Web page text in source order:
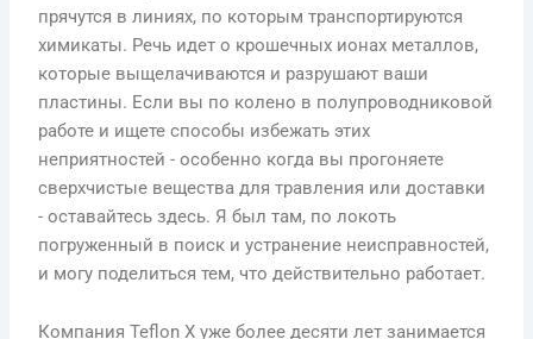
прячутся в линиях, по которым транспортируются
химикаты. Речь идет о крошечных ионах металлов,
которые выщелачиваются и разрушают ваши
пластины. Если вы по колено в полупроводниковой
работе и ищете способы избежать этих
неприятностей - особенно когда вы прогоняете
сверхчистые вещества для травления или доставки
- оставайтесь здесь. Я был там, по локоть
погруженный в поиск и устранение неисправностей,
и могу поделиться тем, что действительно работает.
Компания Teflon X уже более десяти лет занимается